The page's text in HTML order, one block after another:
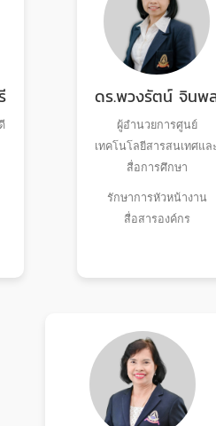
ดร.พวงรัตน์ จินพ
ผู้อำนวยการศูนย์
เทคโนโลยีสารสนเทศแล
สื่อการศึกษา
รักษาการหัวหน้างาน
สื่อสารองค์กร